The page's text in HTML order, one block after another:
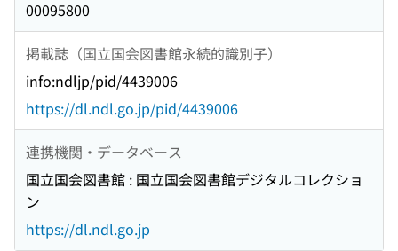
00095800
掲載誌（国立国会図書館永続的識別子）
info:ndljp/pid/4439006
https://dl.ndl.go.jp/pid/4439006
連携機関・データベース
国立国会図書館 : 国立国会図書館デジタルコレクショ
ン
https://dl.ndl.go.jp